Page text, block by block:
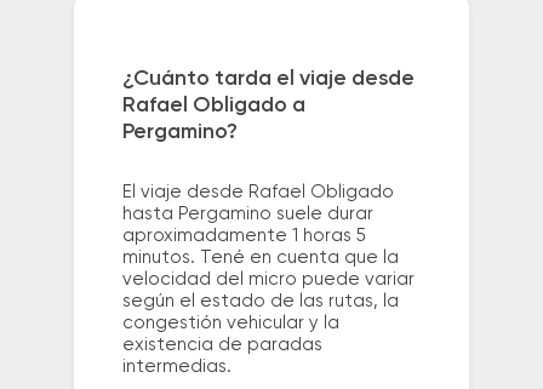
¿Cuánto tarda el viaje desde
Rafael Obligado a
Pergamino?
El viaje desde Rafael Obligado
hasta Pergamino suele durar
aproximadamente 1 horas 5
minutos. Tené en cuenta que la
velocidad del micro puede variar
según el estado de las rutas, la
congestión vehicular y la
existencia de paradas
intermedias.